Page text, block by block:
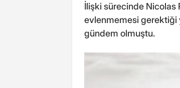
İlişki sürecinde Nicolas
evlenmemesi gerektiği
gündem olmuştu.